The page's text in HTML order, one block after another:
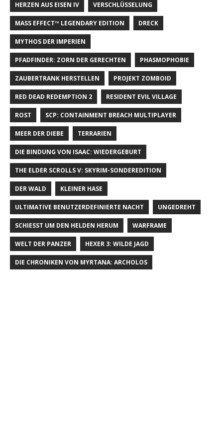
HERZEN AUS EISEN IV VERSCHLÜSSELUNG
MASS EFFECT™ LEGENDARY EDITION DRECK
MYTHOS DER IMPERIEN
PFADFINDER: ZORN DER GERECHTEN PHASMOPHOBIE
ZAUBERTRANK HERSTELLEN PROJEKT ZOMBOID
RED DEAD REDEMPTION 2 RESIDENT EVIL VILLAGE
ROST SCP: CONTAINMENT BREACH MULTIPLAYER
MEER DER DIEBE TERRARIEN
DIE BINDUNG VON ISAAC: WIEDERGEBURT
THE ELDER SCROLLS V: SKYRIM-SONDEREDITION
DER WALD KLEINER HASE
ULTIMATIVE BENUTZERDEFINIERTE NACHT UNGEDREHT
SCHIESST UM DEN HELDEN HERUM WARFRAME
WELT DER PANZER HEXER 3: WILDE JAGD
DIE CHRONIKEN VON MYRTANA: ARCHOLOS